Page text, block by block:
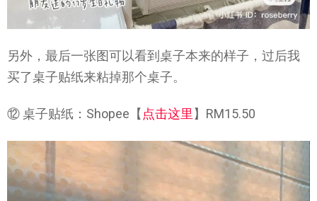
另外，最后一张图可以看到桌子本来的样子，过后我
买了桌子贴纸来粘掉那个桌子。
⑫ 桌子贴纸：Shopee【 点击这里 】RM15.50